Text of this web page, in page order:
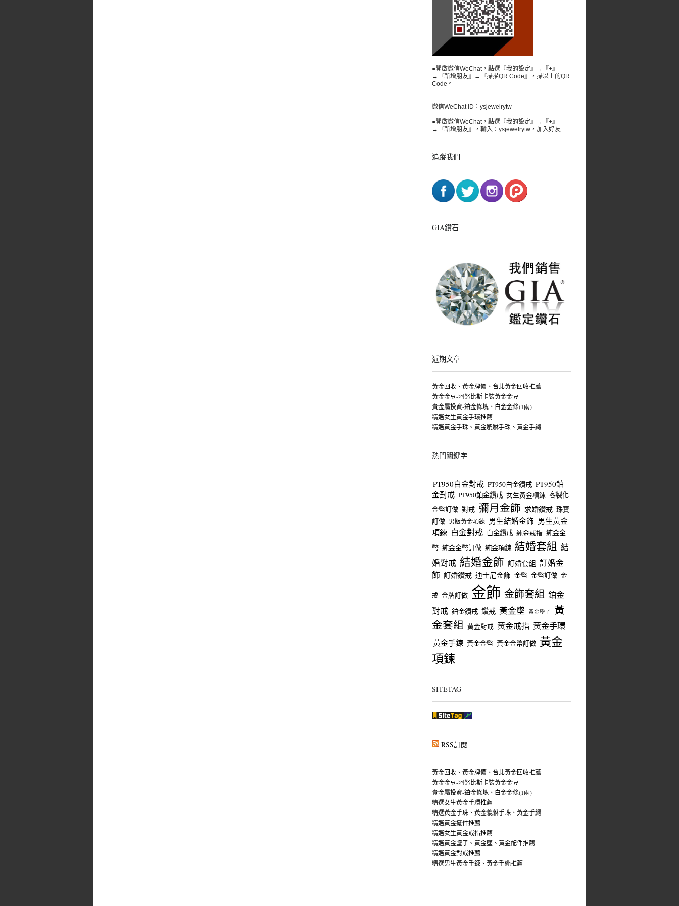
●開啟微信WeChat，點選『我的設定』→『+』
→『新增朋友』→『掃描QR Code』，掃以上的QR
Code。
微信WeChat ID：ysjewelrytw
●開啟微信WeChat，點選『我的設定』→『+』
→『新增朋友』，輸入：ysjewelrytw，加入好友
追蹤我們
GIA鑽石
近期文章
黃金回收、黃金牌價、台北黃金回收推薦
黃金金豆-阿努比斯卡裝黃金金豆
貴金屬投資-鉑金條塊、白金金條(1兩)
精選女生黃金手環推薦
精選黃金手珠、黃金貔貅手珠、黃金手繩
熱門關鍵字
PT950白金對戒 PT950白金鑽戒 PT950鉑
金對戒 PT950鉑金鑽戒 女生黃金項鍊 客製化
金幣訂做 對戒 彌月金飾 求婚鑽戒 珠寶
訂做 男版黃金項鍊 男生結婚金飾 男生黃金
項鍊 白金對戒 白金鑽戒 純金戒指 純金金
幣 純金金幣訂做 純金項鍊 結婚套組 結
婚對戒 結婚金飾 訂婚套組 訂婚金
飾 訂婚鑽戒 迪士尼金飾 金幣 金幣訂做 金
戒 金牌訂做 金飾 金飾套組 鉑金
對戒 鉑金鑽戒 鑽戒 黃金墜 黃金墜子
黃
金套組 黃金對戒 黃金戒指 黃金手環
黃金手鍊 黃金金幣 黃金金幣訂做 黃金
項鍊
SITETAG
RSS訂閱
黃金回收、黃金牌價、台北黃金回收推薦
黃金金豆-阿努比斯卡裝黃金金豆
貴金屬投資-鉑金條塊、白金金條(1兩)
精選女生黃金手環推薦
精選黃金手珠、黃金貔貅手珠、黃金手繩
精選黃金擺件推薦
精選女生黃金戒指推薦
精選黃金墜子、黃金墜、黃金配件推薦
精選黃金對戒推薦
精選男生黃金手鍊、黃金手繩推薦